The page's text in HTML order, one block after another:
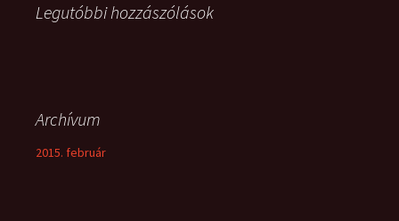
Legutóbbi hozzászólások
Archívum
2015. február